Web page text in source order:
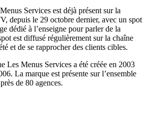
Services est déjà présent sur la
depuis le 29 octobre dernier, avec un spot
dédié à l’enseigne pour parler de la
est diffusé régulièrement sur la chaîne
et de se rapprocher des clients cibles.
Les Menus Services a été créée en 2003
La marque est présente sur l’ensemble
de 80 agences.